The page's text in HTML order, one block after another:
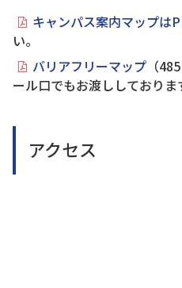
キャンパス案内マップは
い。
バリアフリーマップ （
ール口でもお渡ししておりま
アクセス